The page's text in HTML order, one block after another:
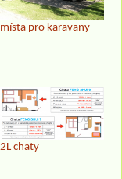
místa pro karavany
2L chaty